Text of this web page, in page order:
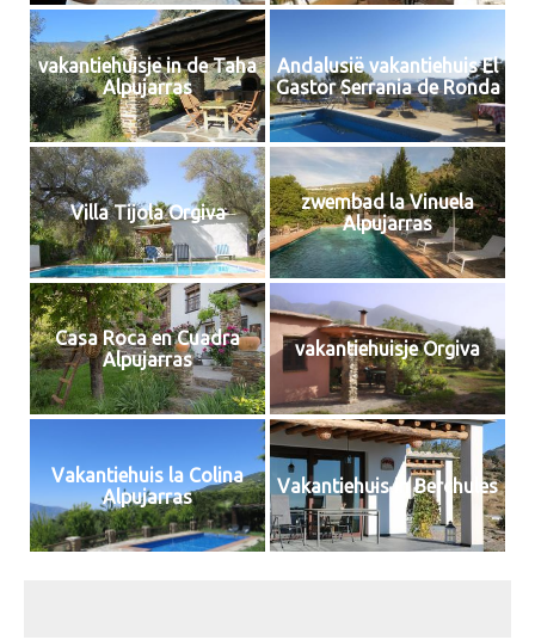
vakantiehuisje in de Taha
Alpujarras
Andalusië vakantiehuis El
Gastor Serrania de Ronda
Villa Tijola Orgiva
zwembad la Vinuela
Alpujarras
Casa Roca en Cuadra
Alpujarras
vakantiehuisje Orgiva
Vakantiehuis la Colina
Alpujarras
Vakantiehuis in Berchules